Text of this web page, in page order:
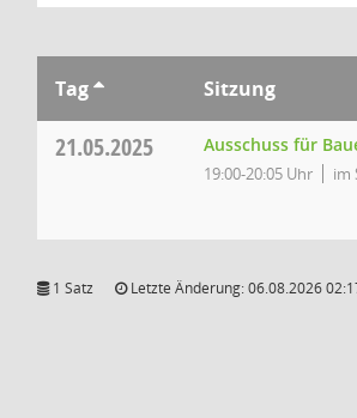
Tag Sitzung
21.05.2025 Ausschuss für
19:00-20:05 Uhr im
1 Satz Letzte Änderung: 06.08.2026